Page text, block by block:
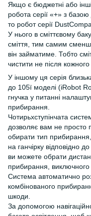
Якщо є бюджетні або
робота серії «+» з
то робот серії
У нього в сміттєвому
сміття, тим самим
він займатиме. Тобто
чистити не після
У іншому ця серія
до 105ї моделі (iRobot
гнучка у питанні
прибирання.
Чотирьхступінчата
дозволяє вам не просто
обирати тип
на ганчірку відповідно
ви можете обрати
прибирання, виключного
Система автоматично
комбінованого
шкоди.
За допомогою